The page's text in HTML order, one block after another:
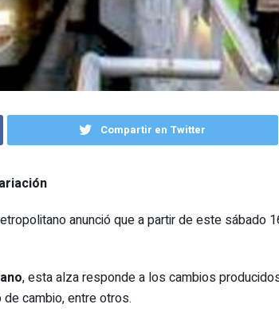
Compartir en Twitter
anunció que a partir de este sábado
, esta alza responde a los cambios
cambio, entre otros.